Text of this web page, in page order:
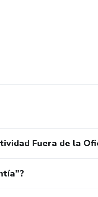
Fuera de la